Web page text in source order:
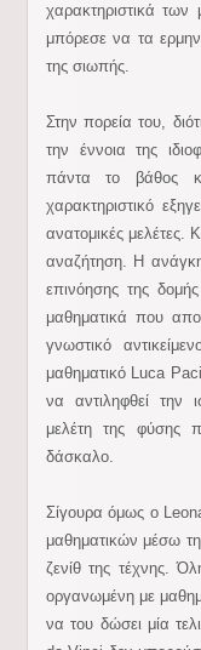
χαρακτηριστικά
μπόρεσε να τα
της σιωπής.
Στην πορεία του,
την έννοια της
πάντα το βάθος
χαρακτηριστικό
ανατομικές μελέτες.
αναζήτηση. Η
επινόησης της
μαθηματικά που
γνωστικό
μαθηματικό Luca
να αντιληφθεί την
μελέτη της φύσης
δάσκαλο.
Σίγουρα όμως ο
μαθηματικών μέσω
ζενίθ της τέχνης.
οργανωμένη με
να του δώσει μία